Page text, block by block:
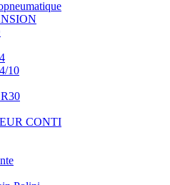
10
CONTI